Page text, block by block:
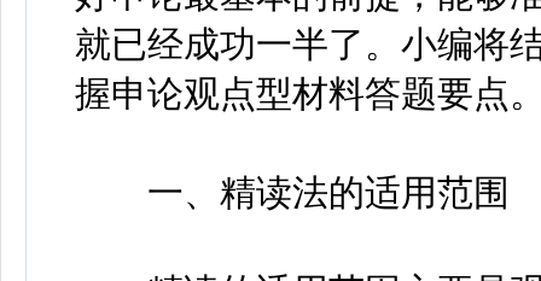
就已经成功一半了。小编将
握申论观点型材料答题要点
一、精读法的适用范围